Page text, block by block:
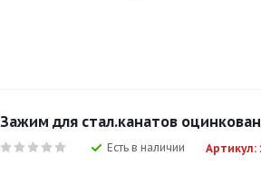
Зажим для стал.канатов
Есть в наличии Артикул: